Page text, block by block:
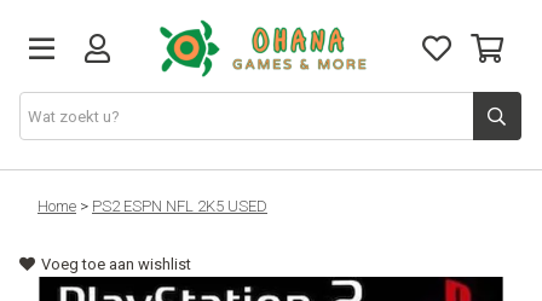
TCG
Merch
Home > PS2 ESPN NFL 2K5 USED
Voeg toe aan wishlist